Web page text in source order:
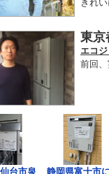
きれ
東京
エコ
前回、
台市泉 静岡県富士市に